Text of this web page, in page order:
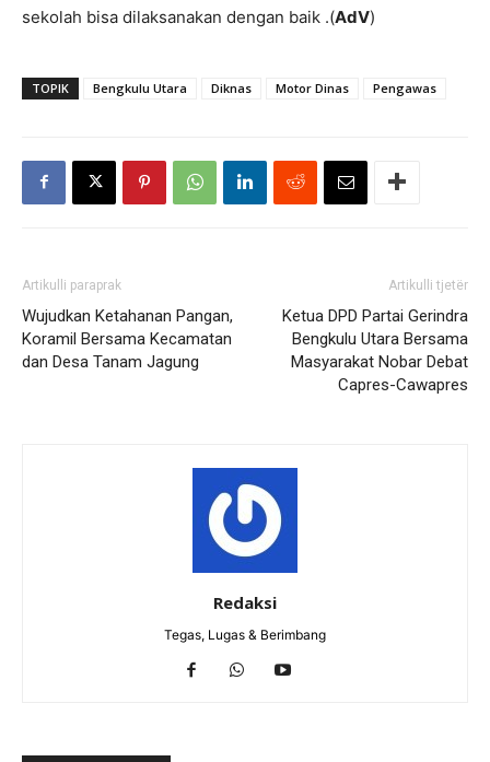
sekolah bisa dilaksanakan dengan baik .(AdV)
TOPIK Bengkulu Utara Diknas Motor Dinas Pengawas
Artikulli paraprak
Wujudkan Ketahanan Pangan,
Koramil Bersama Kecamatan
dan Desa Tanam Jagung
Artikulli tjetër
Ketua DPD Partai Gerindra
Bengkulu Utara Bersama
Masyarakat Nobar Debat
Capres-Cawapres
Redaksi
Tegas, Lugas & Berimbang